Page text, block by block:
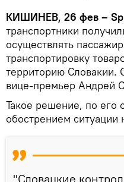
КИШИНЕВ, 26 фев –
транспортники
осуществлять
транспортировку
территорию Словакии.
вице-премьер Андрей
Такое решение, по его
обострением ситуации
"Словацкие